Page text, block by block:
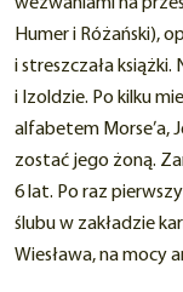
wezwaniami na
Humer i Różański),
i streszczała książki.
i Izoldzie. Po kilku
alfabetem Morse’a,
zostać jego żoną.
6 lat. Po raz
ślubu w zakładzie
Wiesława, na mocy